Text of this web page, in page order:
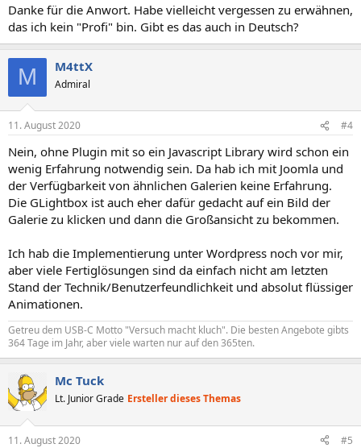
Danke für die Anwort. Habe vielleicht vergessen zu erwähnen,
das ich kein "Profi" bin. Gibt es das auch in Deutsch?
M M4ttX
Admiral
11. August 2020 #4
Nein, ohne Plugin mit so ein Javascript Library wird schon ein
wenig Erfahrung notwendig sein. Da hab ich mit Joomla und
der Verfügbarkeit von ähnlichen Galerien keine Erfahrung.
Die GLightbox ist auch eher dafür gedacht auf ein Bild der
Galerie zu klicken und dann die Großansicht zu bekommen.
Ich hab die Implementierung unter Wordpress noch vor mir,
aber viele Fertiglösungen sind da einfach nicht am letzten
Stand der Technik/Benutzerfeundlichkeit und absolut flüssiger
Animationen.
Getreu dem USB-C Motto "Versuch macht kluch". Die besten Angebote gibts
364 Tage im Jahr, aber viele warten nur auf den 365ten.
Mc Tuck
Lt. Junior Grade Ersteller dieses Themas
11. August 2020 #5